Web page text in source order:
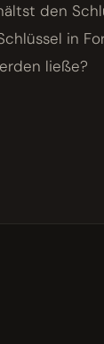
den
in
ließe?